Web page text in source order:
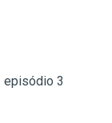
episódio 3